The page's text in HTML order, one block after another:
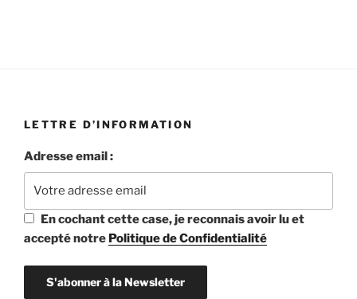
LETTRE D’INFORMATION
Adresse email :
En cochant cette case, je reconnais avoir lu et
accepté notre Politique de Confidentialité